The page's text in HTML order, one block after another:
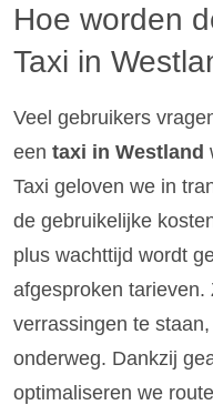
Hoe worden
Taxi in
Veel gebruikers
een taxi in Westland
Taxi geloven we in
de gebruikelijke
plus wachttijd wordt
afgesproken tarieven.
verrassingen te
onderweg. Dankzij
optimaliseren we